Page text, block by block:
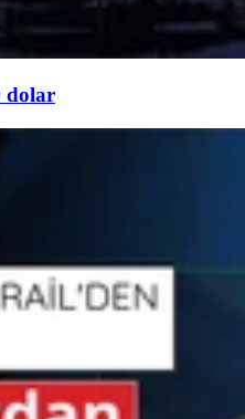
dolar